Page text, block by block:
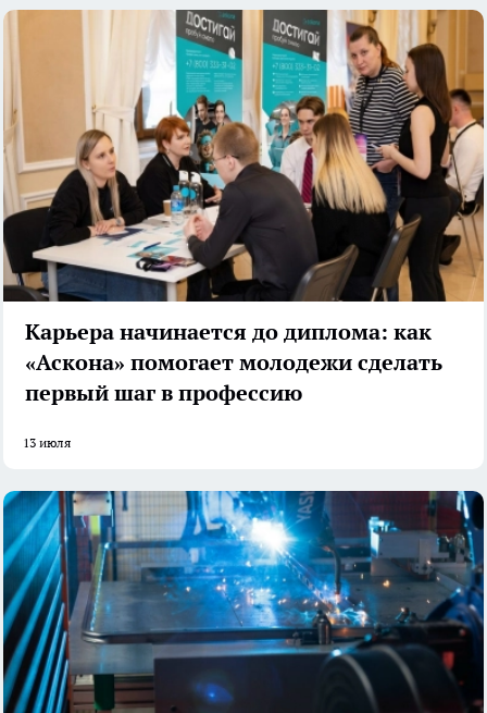
Карьера начинается до диплома: как
«Аскона» помогает молодежи сделать
первый шаг в профессию
13 июля